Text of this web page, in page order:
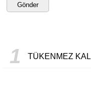
Gönder
1 TÜKENMEZ